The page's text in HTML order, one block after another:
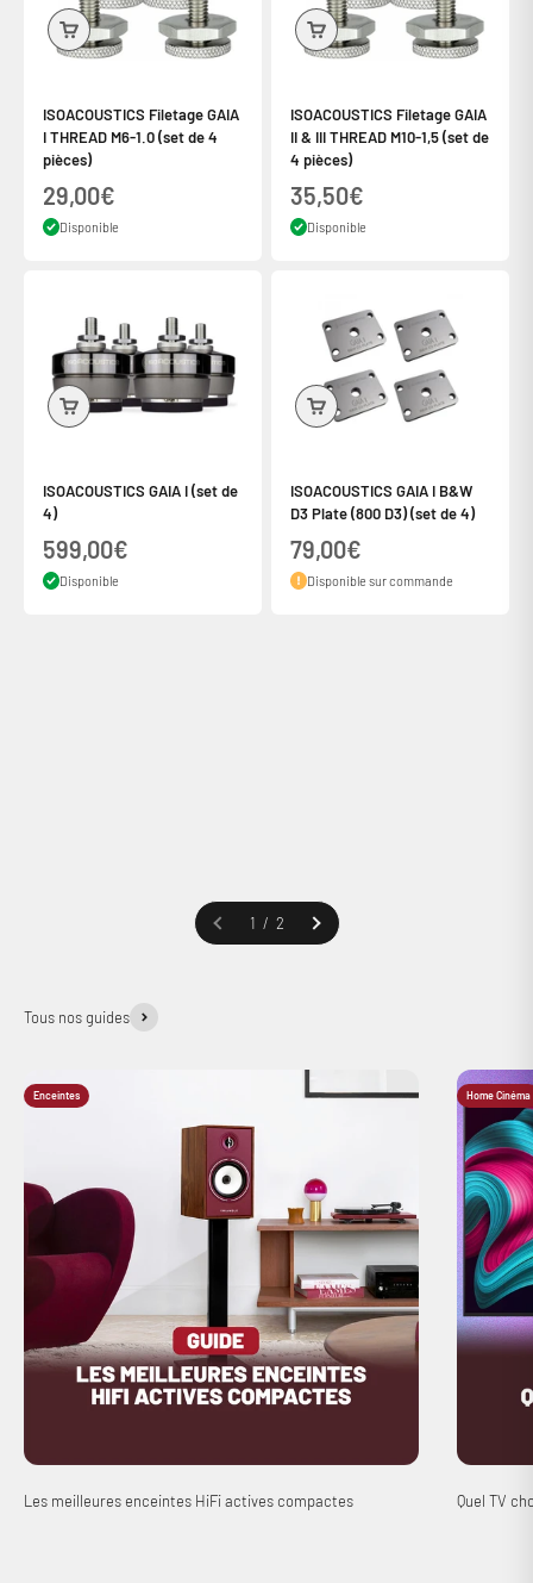
ISOACOUSTICS Filetage GAIA
I THREAD M6-1.0 (set de 4
pièces)
Prix de vente
29,00€
Disponible
ISOACOUSTICS Filetage GAIA
II & III THREAD M10-1,5 (set de
4 pièces)
Prix de vente
35,50€
Disponible
ISOACOUSTICS GAIA I (set de
4)
Prix de vente
599,00€
Disponible
ISOACOUSTICS GAIA I B&W
D3 Plate (800 D3) (set de 4)
Prix de vente
79,00€
Disponible sur commande
1 / 2
Tous nos guides
Enceintes
Les meilleures enceintes HiFi actives compactes
Home Cinéma
Quel TV
Connexion requise
Connectez-vous à votre compte pour ajouter des produits à
Se connecter